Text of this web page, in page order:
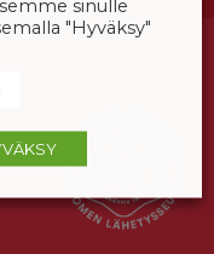
sinulle
"Hyväksy"